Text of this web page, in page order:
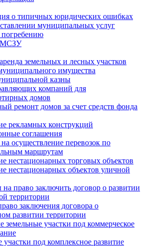
о типичных юридических ошибках
муниципальных услуг
погребению
МСЗУ
земельных и лесных участков
имущества
казны
компаний для
домов
ремонт домов за счет средств фонда
рекламных конструкций
соглашения
осуществление перевозок по
маршрутам
нестационарных торговых объектов
нестационарных объектов уличной
право заключить договор о развитии
территории
заключения договора о
развитии территории
земельные участки под коммерческое
участки под комплексное развитие